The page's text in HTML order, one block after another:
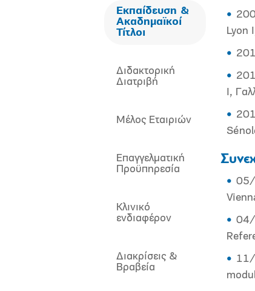
Εκπαίδευση &
Ακαδημαϊκοί
Τίτλοι
Διδακτορική
Διατριβή
Μέλος Εταιριών
Επαγγελματική
Προϋπηρεσία
Κλινικό
ενδιαφέρον
Διακρίσεις &
Βραβεία
Lyon
I,
05/
04/
11/